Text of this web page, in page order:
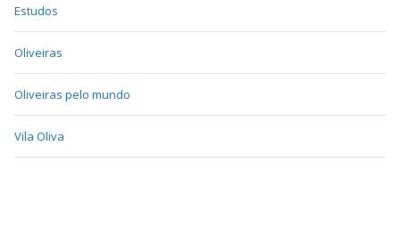
Estudos
Oliveiras
Oliveiras pelo mundo
Vila Oliva